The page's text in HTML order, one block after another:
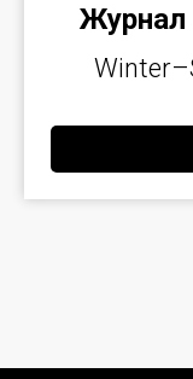
Журнал